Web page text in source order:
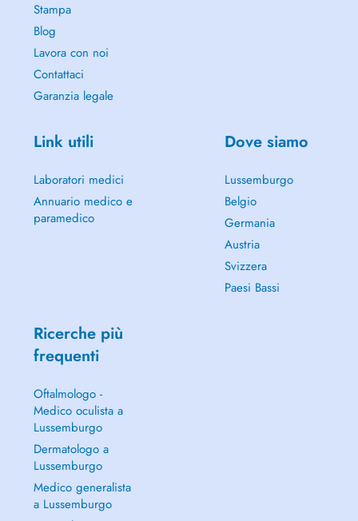
Stampa
Blog
Lavora con noi
Contattaci
Garanzia legale
Link utili
Laboratori medici
Annuario medico e
paramedico
Dove siamo
Lussemburgo
Belgio
Germania
Austria
Svizzera
Paesi Bassi
Ricerche più
frequenti
Oftalmologo -
Medico oculista a
Lussemburgo
Dermatologo a
Lussemburgo
Medico generalista
a Lussemburgo